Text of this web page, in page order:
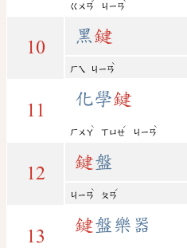
ㄍㄨㄢ ㄐㄧㄢ
10
黑鍵
ㄏㄟ ㄐㄧㄢ
ˋ
11
化學鍵
ㄏㄨㄚ
ˋ
ㄒㄩㄝ
ˊ
ㄐㄧㄢ
ˋ
12
鍵盤
ㄐㄧㄢ
ˋ
ㄆㄢ
ˊ
13
鍵盤樂器